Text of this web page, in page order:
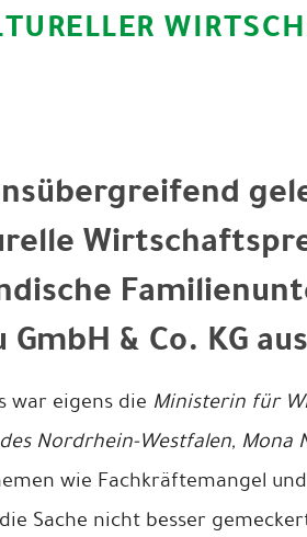
GmbH & Co. KG
war eigens die Ministerin für
Nordrhein-Westfalen, Mona
wie Fachkräftemangel
Sache nicht besser